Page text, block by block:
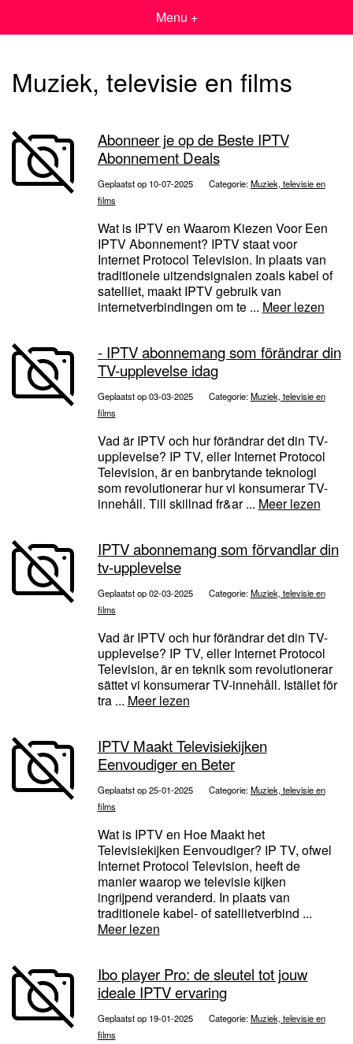
Menu +
Muziek, televisie en films
Abonneer je op de Beste IPTV
Abonnement Deals
Geplaatst op 10-07-2025 Categorie:Muziek, televisie en
films
Wat is IPTV en Waarom Kiezen Voor Een
IPTV Abonnement? IPTV staat voor
Internet Protocol Television. In plaats van
traditionele uitzendsignalen zoals kabel of
satelliet, maakt IPTV gebruik van
internetverbindingen om te ... Meer lezen
- IPTV abonnemang som förändrar din
TV-upplevelse idag
Geplaatst op 03-03-2025 Categorie:Muziek, televisie en
films
Vad är IPTV och hur förändrar det din TV-
upplevelse? IP TV, eller Internet Protocol
Television, är en banbrytande teknologi
som revolutionerar hur vi konsumerar TV-
innehåll. Till skillnad fr&ar ... Meer lezen
IPTV abonnemang som förvandlar din
tv-upplevelse
Geplaatst op 02-03-2025 Categorie:Muziek, televisie en
films
Vad är IPTV och hur förändrar det din TV-
upplevelse? IP TV, eller Internet Protocol
Television, är en teknik som revolutionerar
sättet vi konsumerar TV-innehåll. Istället för
tra ... Meer lezen
IPTV Maakt Televisiekijken
Eenvoudiger en Beter
Geplaatst op 25-01-2025 Categorie:Muziek, televisie en
films
Wat is IPTV en Hoe Maakt het
Televisiekijken Eenvoudiger? IP TV, ofwel
Internet Protocol Television, heeft de
manier waarop we televisie kijken
ingrijpend veranderd. In plaats van
traditionele kabel- of satellietverbind ...
Meer lezen
Ibo player Pro: de sleutel tot jouw
ideale IPTV ervaring
Geplaatst op 19-01-2025 Categorie:Muziek, televisie en
films